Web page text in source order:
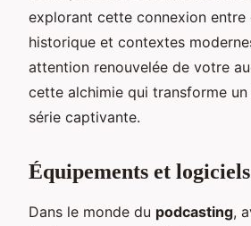
explorant cette connexion entre
historique et contextes
attention renouvelée de votre
cette alchimie qui transforme
série captivante.
Équipements et
Dans le monde du podcasting,